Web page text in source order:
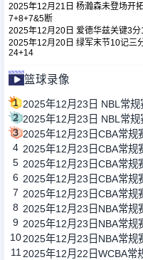
2025年12月21日 杨瀚森未登场开
7+8+7&5断
2025年12月20日 爱德华兹关键3
2025年12月20日 绿军末节10记三
24+14
篮球录像
1 2025年12月23日 NBL常
2 2025年12月23日 NBL常
3 2025年12月23日CBA常规
4 2025年12月23日CBA常规
5 2025年12月23日CBA常规
6 2025年12月23日CBA常规
7 2025年12月23日CBA常规
8 2025年12月23日NBA常规
9 2025年12月23日NBA常规
102025年12月23日NBA常规
11 2025年12月22日WCBA常